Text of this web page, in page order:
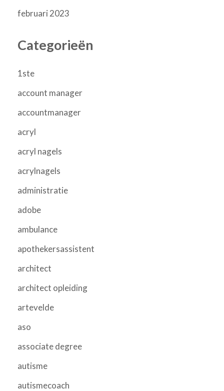
februari 2023
Categorieën
1ste
account manager
accountmanager
acryl
acryl nagels
acrylnagels
administratie
adobe
ambulance
apothekersassistent
architect
architect opleiding
artevelde
aso
associate degree
autisme
autismecoach